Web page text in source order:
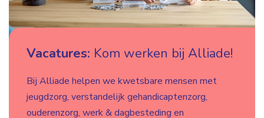
Vacatures: Kom werken bij Alliade!
Bij Alliade helpen we kwetsbare mensen met
jeugdzorg, verstandelijk gehandicaptenzorg,
ouderenzorg, werk & dagbesteding en